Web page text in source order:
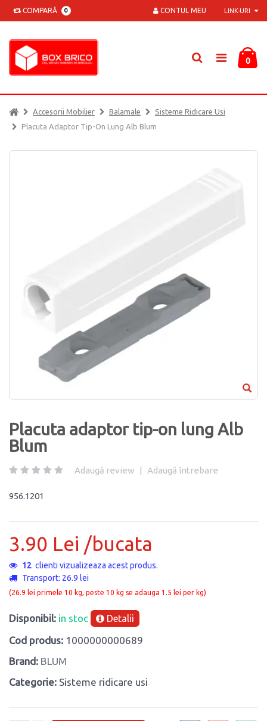
COMPARĂ 0 LINK-URI
CONTUL MEU
0
Accesorii Mobilier Balamale
Sisteme Ridicare Usi
Placuta Adaptor Tip-On Lung Alb Blum
Placuta adaptor tip-on lung Alb
Blum
Adaugă review | Adaugă întrebare
956.1201
3.90 Lei /bucata
12 clienti vizualizeaza acest produs.
Transport: 26.9 lei
(26.9 lei primele 10 kg, peste 10 kg se adauga 1.5 lei per kg)
Disponibil: in stoc Detalii
Cod produs: 1000000000689
Brand: BLUM
Categorie: Sisteme ridicare usi